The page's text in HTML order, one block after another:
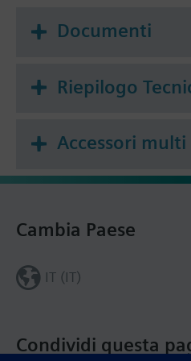
Documenti
Riepilogo
Accessori
Condividi questa
Cambia Paese
IT (IT)